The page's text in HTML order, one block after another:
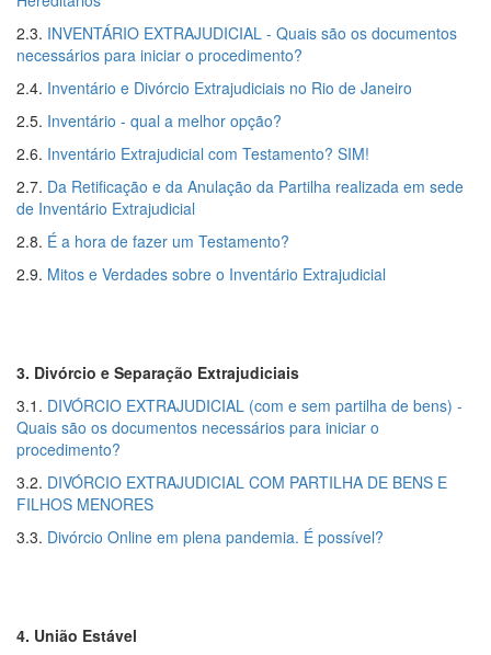
2.3. INVENTÁRIO EXTRAJUDICIAL - Quais são os documentos
necessários para iniciar o procedimento?
2.4. Inventário e Divórcio Extrajudiciais no Rio de Janeiro
2.5. Inventário - qual a melhor opção?
2.6. Inventário Extrajudicial com Testamento? SIM!
2.7. Da Retificação e da Anulação da Partilha realizada em sede
de Inventário Extrajudicial
2.8. É a hora de fazer um Testamento?
2.9. Mitos e Verdades sobre o Inventário Extrajudicial
3. Divórcio e Separação Extrajudiciais
3.1. DIVÓRCIO EXTRAJUDICIAL (com e sem partilha de bens) -
Quais são os documentos necessários para iniciar o
procedimento?
3.2. DIVÓRCIO EXTRAJUDICIAL COM PARTILHA DE BENS E
FILHOS MENORES
3.3. Divórcio Online em plena pandemia. É possível?
4. União Estável